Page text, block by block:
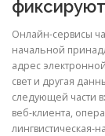
Онлайн-сервисы
начальной
адрес
свет и другая
следующей части
веб-клиента,
лингвистическая-